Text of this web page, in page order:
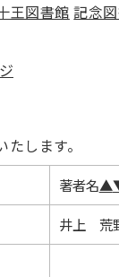
王図書館 記念
します。
著者名▲
井上 荒